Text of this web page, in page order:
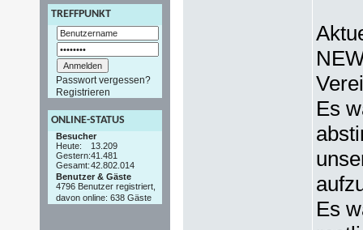
TREFFPUNKT
Passwort vergessen?
Registrieren
ONLINE-STATUS
Besucher
Heute:
13.209
Gestern:41.481
Gesamt:42.802.014
Benutzer & Gäste
4796 Benutzer registriert,
davon online: 638 Gäste
Es
Es